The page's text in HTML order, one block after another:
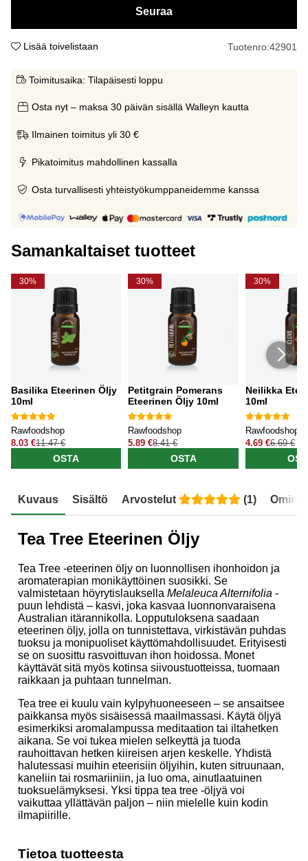
Seuraa
Lisää toivelistaan Tuotenro:42901
Toimitusaika: Tilapäisesti loppu
Osta nyt – maksa 30 päivän sisällä Walleyn kautta
Ilmainen toimitus yli 30 €
Pikatoimitus mahdollinen kassalla
Osta turvallisesti yhteistyökumppaneidemme kanssa
Samankaltaiset tuotteet
30%
Basilika Eteerinen Öljy
10ml
Rawfoodshop
8.03 €11.47 €
OSTA
30%
Petitgrain Pomerans
Eteerinen Öljy 10ml
Rawfoodshop
5.89 €8.41 €
OSTA
30%
Neilikka
10ml
Rawfoodshop
4.69 €6.69 €
Kuvaus Sisältö Arvostelut (1)
Tea Tree Eteerinen Öljy
Tea Tree -eteerinen öljy on luonnollisen ihonhoidon ja
aromaterapian monikäyttöinen suosikki. Se
valmistetaan höyrytislauksella Melaleuca Alternifolia -
puun lehdistä – kasvi, joka kasvaa luonnonvaraisena
Australian itärannikolla. Lopputuloksena saadaan
eteerinen öljy, jolla on tunnistettava, virkistävän puhdas
tuoksu ja monipuoliset käyttömahdollisuudet. Erityisesti
se on suosittu rasvoittuvan ihon hoidossa. Monet
käyttävät sitä myös kotinsa siivoustuotteissa, tuomaan
raikkaan ja puhtaan tunnelman.
Tea tree ei kuulu vain kylpyhuoneeseen – se ansaitsee
paikkansa myös sisäisessä maailmassasi. Käytä öljyä
esimerkiksi aromalampussa meditaation tai iltahetken
aikana. Se voi tukea mielen selkeyttä ja tuoda
rauhoittavan hetken kiireisen arjen keskelle. Yhdistä
halutessasi muihin eteerisiin öljyihin, kuten sitruunaan,
kaneliin tai rosmariiniin, ja luo oma, ainutlaatuinen
tuoksuelämyksesi. Yksi tippa tea tree -öljyä voi
vaikuttaa yllättävän paljon – niin mielelle kuin kodin
ilmapiirille.
Tietoa tuotteesta